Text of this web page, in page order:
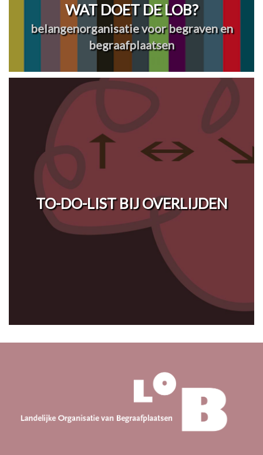
WAT DOET DE LOB?
belangenorganisatie voor begraven en
begraafplaatsen
TO-DO-LIST BIJ OVERLIJDEN